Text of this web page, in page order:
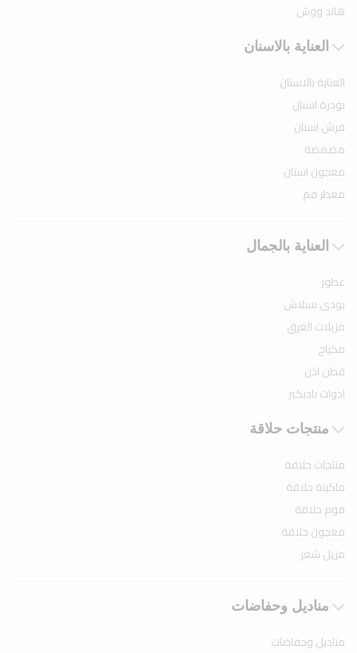
هاند ووش
العناية بالاسنان
العناية بالاسنان
بودرة اسنان
فرش اسنان
مضمضة
معجون اسنان
معطر فم
العناية بالجمال
عطور
بودى سبلاش
مزيلات العرق
مكياج
قطن اذن
ادوات باديكير
منتجات حلاقة
منتجات حلاقة
ماكينة حلاقة
فوم حلاقة
معجون حلاقة
مزيل شعر
مناديل وحفاضات
مناديل وحفاضات